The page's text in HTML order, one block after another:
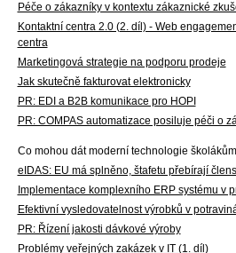
Péče o zákazníky v kontextu zákaznické
Kontaktní centra 2.0 (2. díl) - Web
centra
Marketingová strategie na podporu prodeje
Jak skutečně fakturovat elektronicky
PR: EDI a B2B komunikace pro HOPI
PR: COMPAS automatizace posiluje péči o
Co mohou dát moderní technologie
eIDAS: EU má splněno, štafetu přebírají
Implementace komplexního ERP systému v
Efektivní vysledovatelnost výrobků v
PR: Řízení jakosti dávkové výroby
Problémy veřejných zakázek v IT (1. díl)